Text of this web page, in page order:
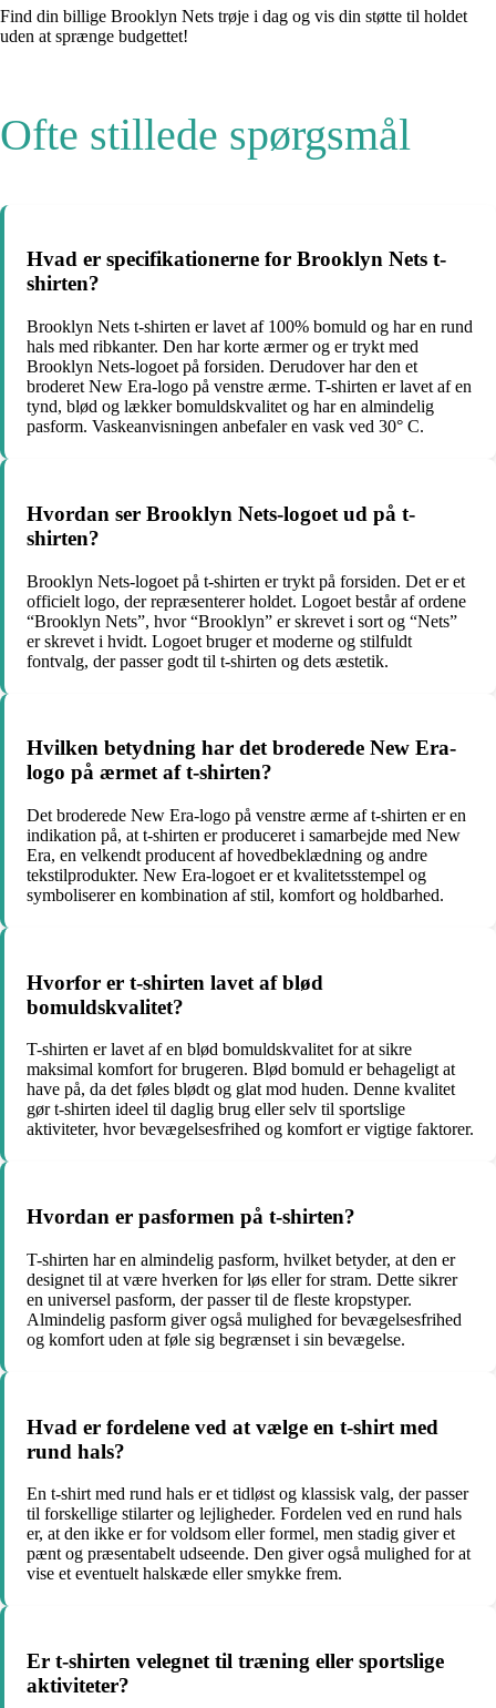
Find din billige Brooklyn Nets trøje i dag og vis din støtte til holdet
uden at sprænge budgettet!
Ofte stillede spørgsmål
Hvad er specifikationerne for Brooklyn Nets t-
shirten?
Brooklyn Nets t-shirten er lavet af 100% bomuld og har en rund
hals med ribkanter. Den har korte ærmer og er trykt med
Brooklyn Nets-logoet på forsiden. Derudover har den et
broderet New Era-logo på venstre ærme. T-shirten er lavet af en
tynd, blød og lækker bomuldskvalitet og har en almindelig
pasform. Vaskeanvisningen anbefaler en vask ved 30° C.
Hvordan ser Brooklyn Nets-logoet ud på t-
shirten?
Brooklyn Nets-logoet på t-shirten er trykt på forsiden. Det er et
officielt logo, der repræsenterer holdet. Logoet består af ordene
“Brooklyn Nets”, hvor “Brooklyn” er skrevet i sort og “Nets”
er skrevet i hvidt. Logoet bruger et moderne og stilfuldt
fontvalg, der passer godt til t-shirten og dets æstetik.
Hvilken betydning har det broderede New Era-
logo på ærmet af t-shirten?
Det broderede New Era-logo på venstre ærme af t-shirten er en
indikation på, at t-shirten er produceret i samarbejde med New
Era, en velkendt producent af hovedbeklædning og andre
tekstilprodukter. New Era-logoet er et kvalitetsstempel og
symboliserer en kombination af stil, komfort og holdbarhed.
Hvorfor er t-shirten lavet af blød
bomuldskvalitet?
T-shirten er lavet af en blød bomuldskvalitet for at sikre
maksimal komfort for brugeren. Blød bomuld er behageligt at
have på, da det føles blødt og glat mod huden. Denne kvalitet
gør t-shirten ideel til daglig brug eller selv til sportslige
aktiviteter, hvor bevægelsesfrihed og komfort er vigtige faktorer.
Hvordan er pasformen på t-shirten?
T-shirten har en almindelig pasform, hvilket betyder, at den er
designet til at være hverken for løs eller for stram. Dette sikrer
en universel pasform, der passer til de fleste kropstyper.
Almindelig pasform giver også mulighed for bevægelsesfrihed
og komfort uden at føle sig begrænset i sin bevægelse.
Hvad er fordelene ved at vælge en t-shirt med
rund hals?
En t-shirt med rund hals er et tidløst og klassisk valg, der passer
til forskellige stilarter og lejligheder. Fordelen ved en rund hals
er, at den ikke er for voldsom eller formel, men stadig giver et
pænt og præsentabelt udseende. Den giver også mulighed for at
vise et eventuelt halskæde eller smykke frem.
Er t-shirten velegnet til træning eller sportslige
aktiviteter?